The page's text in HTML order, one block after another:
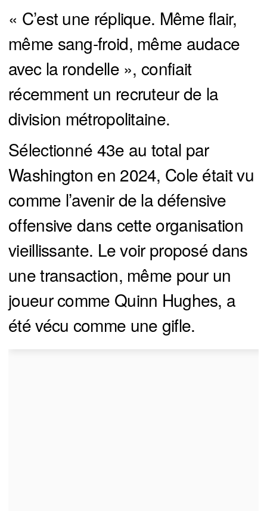
« C’est une réplique. Même flair,
même sang-froid, même audace
avec la rondelle », confiait
récemment un recruteur de la
division métropolitaine.
Sélectionné 43e au total par
Washington en 2024, Cole était vu
comme l’avenir de la défensive
offensive dans cette organisation
vieillissante. Le voir proposé dans
une transaction, même pour un
joueur comme Quinn Hughes, a
été vécu comme une gifle.